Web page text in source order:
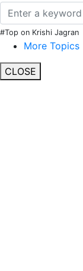
#Top on Krishi Jagran
More Topics
CLOSE